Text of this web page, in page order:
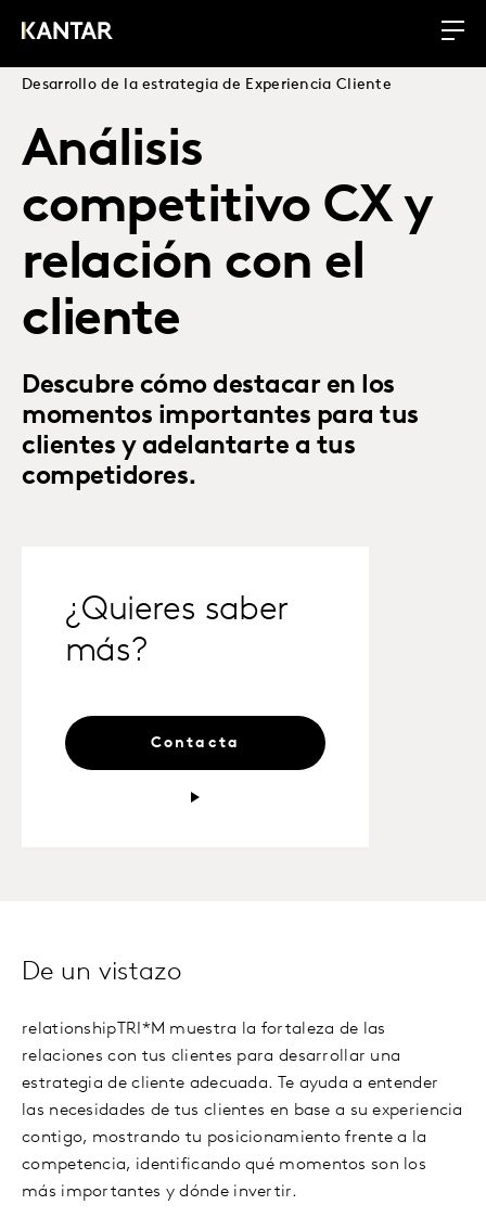
Desarrollo de la estrategia de Experiencia Cliente
Análisis
competitivo CX y
relación con el
cliente
Descubre cómo destacar en los
momentos importantes para tus
clientes y adelantarte a tus
competidores.
¿Quieres saber
más?
Contacta
De un vistazo
relationshipTRI*M muestra la fortaleza de las
relaciones con tus clientes para desarrollar una
estrategia de cliente adecuada. Te ayuda a entender
las necesidades de tus clientes en base a su experiencia
contigo, mostrando tu posicionamiento frente a la
competencia, identificando qué momentos son los
más importantes y dónde invertir.